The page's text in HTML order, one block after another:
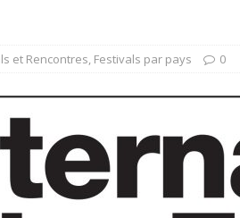
et Rencontres, Festivals par pays 0